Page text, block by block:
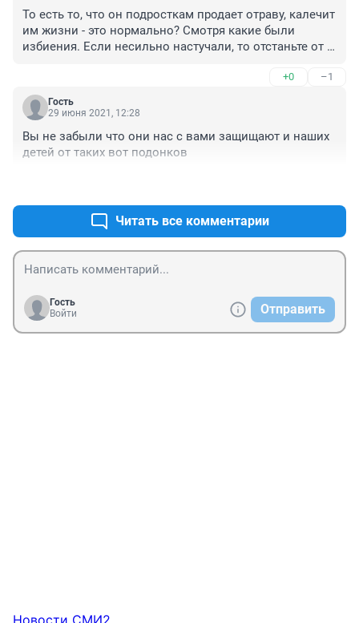
То есть то, что он подросткам продает отраву, калечит
им жизни - это нормально? Смотря какие были
избиения. Если несильно настучали, то отстаньте от
каждый выдержит. Как своему сыну объяснять, что
такое хорошо и плохо, так их не было. А теперь
спохватились. Да раньше думать надо было, когда
+0 –1
Гость
29 июня 2021, 12:28
Вы не забыли что они нас с вами защищают и наших
детей от таких вот подонков
Читать все комментарии
Гость
Войти
Отправить